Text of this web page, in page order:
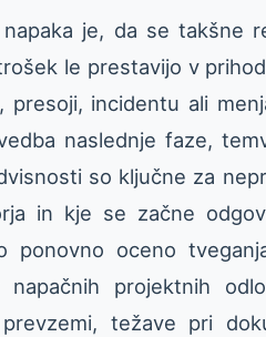
napaka je, da se takšne
le prestavijo v
presoji, incidentu ali
naslednje faze,
so ključne za
in kje se začne
ponovno oceno
napačnih projektnih
težave pri